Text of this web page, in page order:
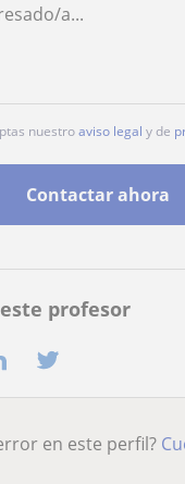
profesor
nuestroaviso legal y de
Contactar ahora
en este perfil?